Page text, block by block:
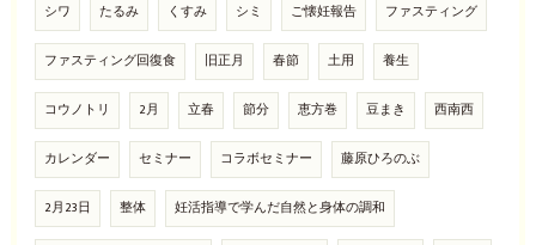
シワ たるみ くすみ シミ ご懐妊報告 ファスティング
ファスティング回復食 旧正月 春節 土用 養生
コウノトリ 2月 立春 節分 恵方巻 豆まき 西南西
カレンダー セミナー コラボセミナー 藤原ひろのぶ
2月23日 整体 妊活指導で学んだ自然と身体の調和